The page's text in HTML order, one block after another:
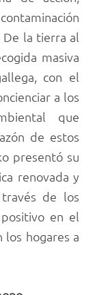
la tierra al
masiva
con el
a los
que
de estos
presentó su
renovada y
de los
en el
los hogares a